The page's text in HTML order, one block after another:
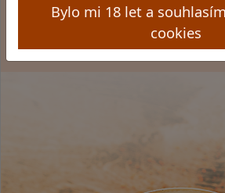
Bylo mi 18 let a
cookies
Zákaz prodeje alkoholu osobám
© GLENTYNO s.r.o. Všechna práva
reserved.